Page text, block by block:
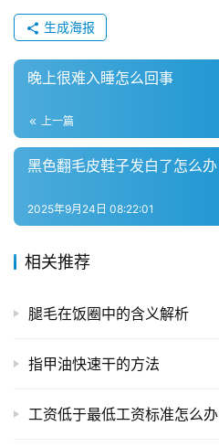
百
递
分
类
生成海报
晚上很难入睡怎么回事
上一篇
黑色翻毛皮鞋子发白了怎么办
2025年9月24日 08:22:01
相关推荐
腿毛在饭圈中的含义解析
指甲油快速干的方法
工资低于最低工资标准怎么办